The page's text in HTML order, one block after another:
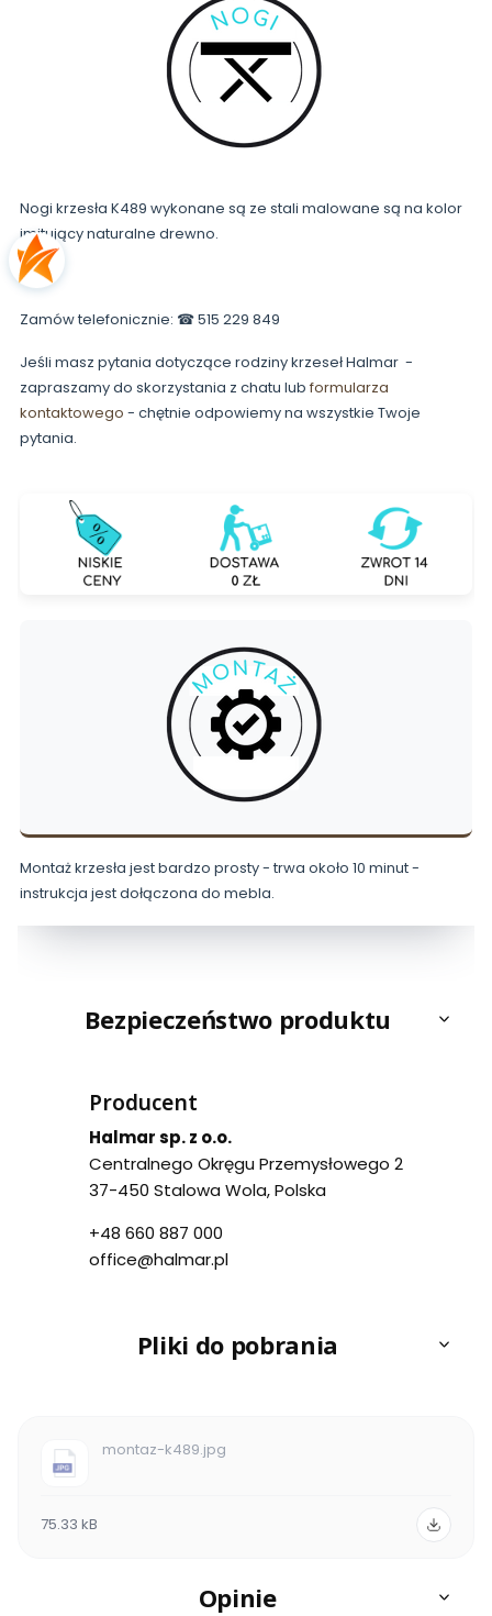
Nogi krzesła K489 wykonane są ze stali malowane są na kolor
imitujący naturalne drewno.
Zamów telefonicznie: ☎ 515 229 849
Jeśli masz pytania dotyczące rodziny krzeseł Halmar -
zapraszamy do skorzystania z chatu lub formularza
kontaktowego - chętnie odpowiemy na wszystkie Twoje
pytania.
Montaż krzesła jest bardzo prosty - trwa około 10 minut -
instrukcja jest dołączona do mebla.
Bezpieczeństwo produktu
Producent
Halmar sp. z o.o.
Centralnego Okręgu Przemysłowego 2
37-450 Stalowa Wola, Polska
+48 660 887 000
office@halmar.pl
Pliki do pobrania
montaz-k489.jpg
75.33 kB
Opinie